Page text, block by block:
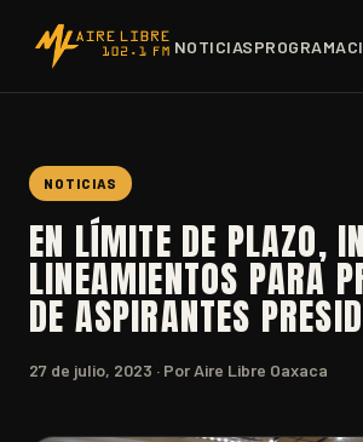
NOTICIAS
NOTICIAS
EN LÍMITE DE PLAZO,
LINEAMIENTOS PARA
DE ASPIRANTES
27 de julio, 2023 · Por Aire Libre Oaxaca